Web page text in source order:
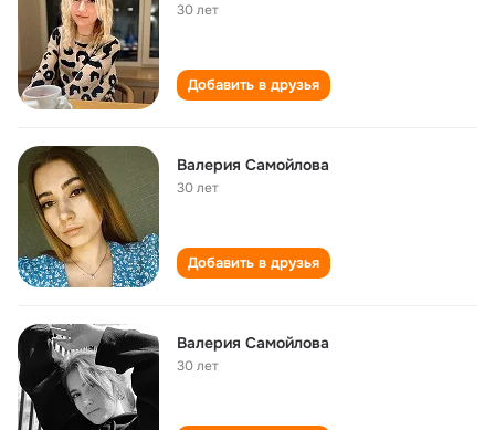
30 лет
Добавить в друзья
Валерия Самойлова
30 лет
Добавить в друзья
Валерия Самойлова
30 лет